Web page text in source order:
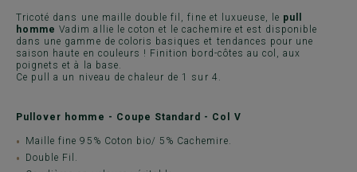
Tricoté dans une maille double fil, fine et luxueuse, le pull
homme Vadim allie le coton et le cachemire et est disponible
dans une gamme de coloris basiques et tendances pour une
saison haute en couleurs ! Finition bord-côtes au col, aux
poignets et à la base.
Ce pull a un niveau de chaleur de 1 sur 4.
Pullover homme - Coupe Standard - Col V
Maille fine 95% Coton bio/ 5% Cachemire.
Double Fil.